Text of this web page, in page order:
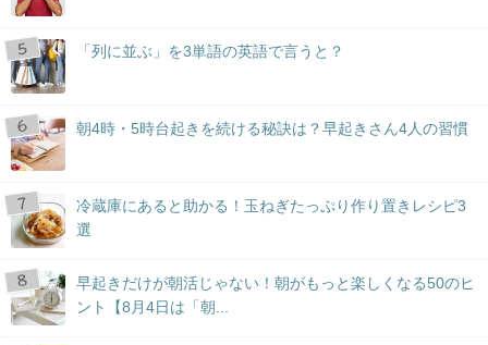
「列に並ぶ」を3単語の英語で言うと？
朝4時・5時台起きを続ける秘訣は？早起きさん4人の習慣
冷蔵庫にあると助かる！玉ねぎたっぷり作り置きレシピ3
選
早起きだけが朝活じゃない！朝がもっと楽しくなる50のヒ
ント【8月4日は「朝...